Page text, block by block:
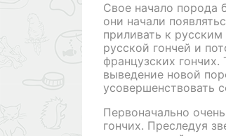
Свое начало порода
они начали
приливать к
русской гончей и
французских
выведение новой
усовершенствовать
Первоначально
гончих. Преследуя